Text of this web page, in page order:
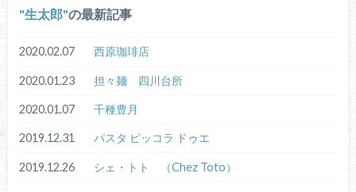
生太郎 の最新記事
2020.02.07 西原珈琲店
2020.01.23 担々麺 四川台所
2020.01.07 千種豊月
2019.12.31 パスタ ピッコラ ドゥエ
2019.12.26 シェ・トト （Chez Toto）